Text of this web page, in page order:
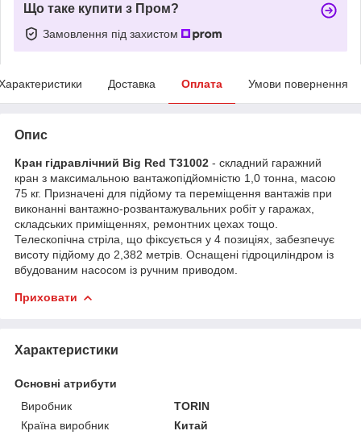
Що таке купити з Пром?
Замовлення під захистом
Доставка Оплата Умови повернення
Опис
Кран гідравлічний Big Red T31002 - складний гаражний
кран з максимальною вантажопідйомністю 1,0 тонна, масою
75 кг. Призначені для підйому та переміщення вантажів при
виконанні вантажно-розвантажувальних робіт у гаражах,
складських приміщеннях, ремонтних цехах тощо.
Телескопічна стріла, що фіксується у 4 позиціях, забезпечує
висоту підйому до 2,382 метрів. Оснащені гідроциліндром із
вбудованим насосом із ручним приводом.
Приховати
Характеристики
Основні атрибути
Виробник
TORIN
Країна виробник
Китай